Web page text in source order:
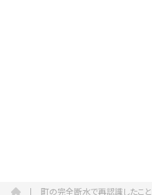
町の完全断水で再認識したこと